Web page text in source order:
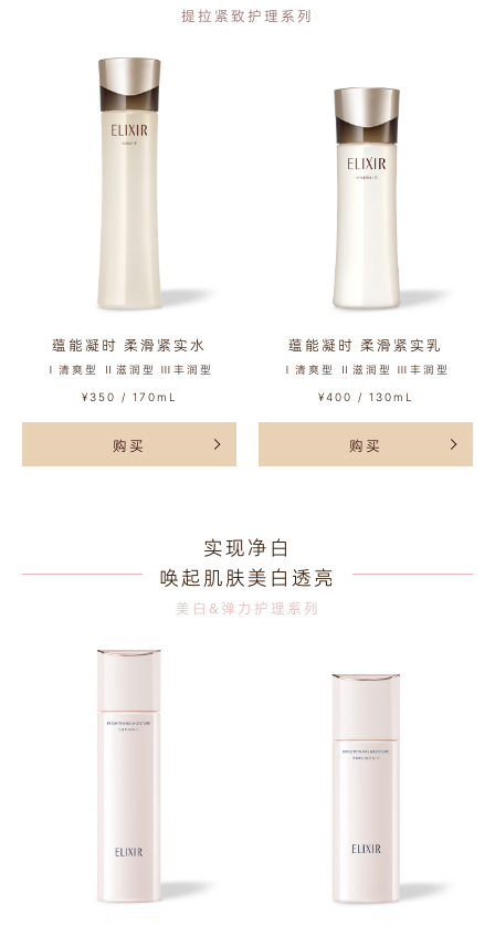
提拉紧致护理系列
蕴能凝时 柔滑紧实水
Ⅰ清爽型 Ⅱ滋润型 Ⅲ丰润型
¥350 / 170mL
购买
蕴能凝时 柔滑紧实乳
Ⅰ清爽型 Ⅱ滋润型 Ⅲ丰润型
¥400 / 130mL
购买
实现净白
唤起肌肤美白透亮
美白&弹力护理系列